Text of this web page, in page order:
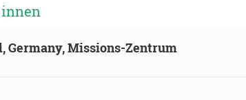
Germany, Missions-Zentrum